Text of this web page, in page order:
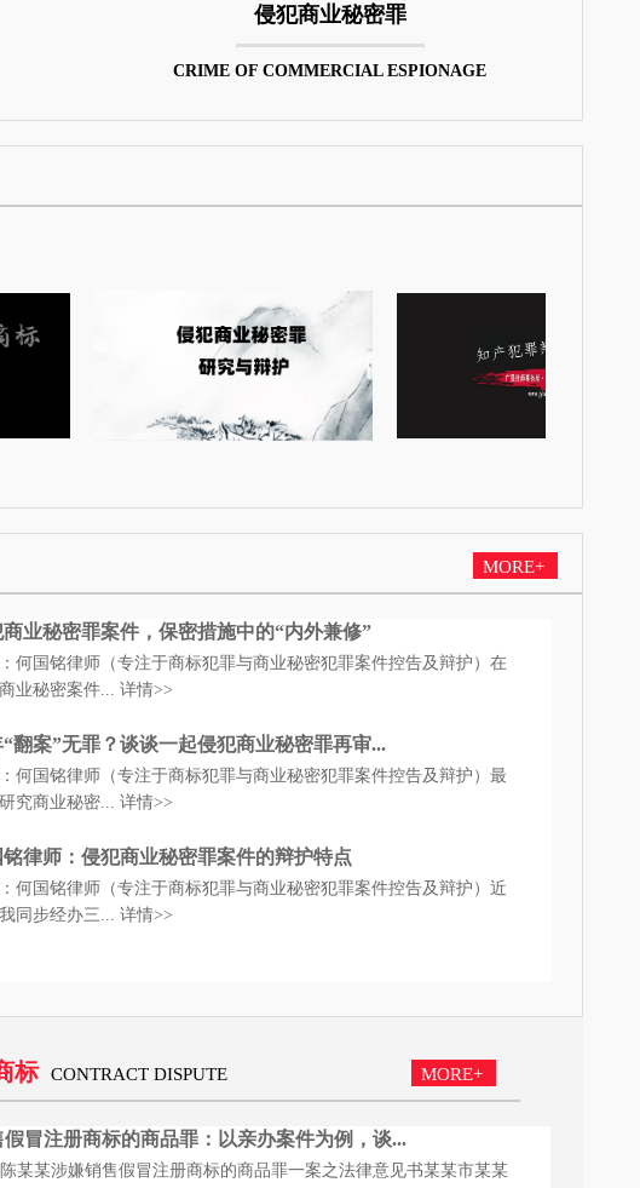
侵犯商业秘密罪
CRIME OF COMMERCIAL ESPIONAGE
MORE+
业秘密罪案件，保密措施中的“内外兼修”
何国铭律师（专注于商标犯罪与商业秘密犯罪案件控告及辩护）在
业秘密案件... 详情>>
翻案”无罪？谈谈一起侵犯商业秘密罪再审...
何国铭律师（专注于商标犯罪与商业秘密犯罪案件控告及辩护）最
究商业秘密... 详情>>
律师：侵犯商业秘密罪案件的辩护特点
何国铭律师（专注于商标犯罪与商业秘密犯罪案件控告及辩护）近
同步经办三... 详情>>
标 CONTRACT DISPUTE MORE+
假冒注册商标的商品罪：以亲办案件为例，谈...
某某涉嫌销售假冒注册商标的商品罪一案之法律意见书某某市某某